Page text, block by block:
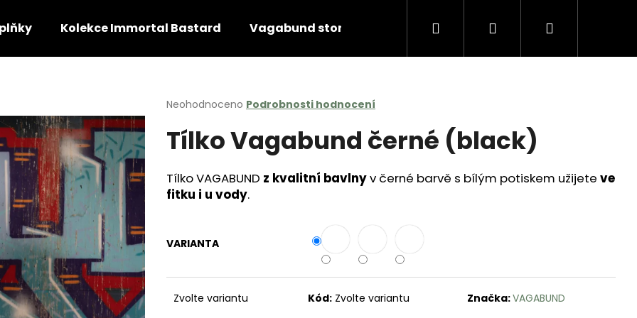
Kolekce Immortal Bastard Vagabund story Vagabund Barber Kontakty
Hledat PřihlášeníNákupní
Průměrné
produktu
z
5
hvězdiček.
Neohodnoceno Podrobnosti hodnocení
Tílko Vagabund černé (black)
Tílko VAGABUND z kvalitní bavlnyv černé barvě s bílým potiskem užijete ve
fitku i u vody.
VARIANTA
Zvolte variantu Kód: Zvolte variantu Značka:VAGABUND
HLEDAT
Doporučujeme
DO AUTA VGBND
ZIMNÍ ČAPKA VAGABUND BLACK & RED